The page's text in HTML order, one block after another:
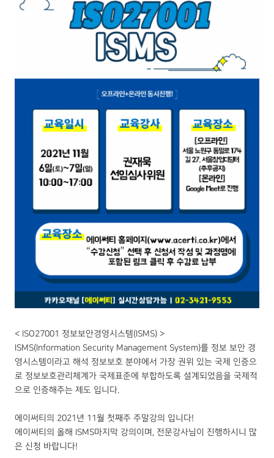
< ISO27001 정보보안경영시스템(ISMS) >
ISMS(Information Security Management System)를 정보 보안 경
영시스템이라고 해석 정보보호 분야에서 가장 권위 있는 국제 인증으
로 정보보호관리체계가 국제표준에 부합하도록 설계되었음을 국제적
으로 인증해주는 제도 입니다.
에이써티의 2021년 11월 첫째주 주말강의 입니다!
에이써티의 올해 ISMS마지막 강의이며, 전문강사님이 진행하시니 많
은 신청 바랍니다!